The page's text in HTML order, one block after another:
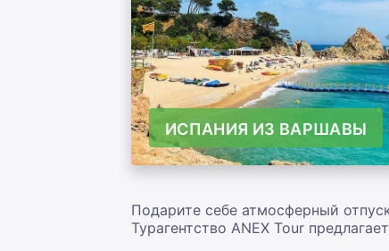
ИСПАНИЯ ИЗ ВАРШАВЫ
Подарите себе атмосферный
Турагентство ANEX Tour